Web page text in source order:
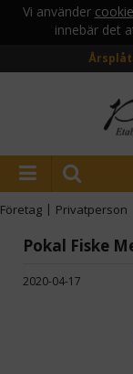
Vi använder
innebär det
Företag | Privatperson
Pokal Fiske
2020-04-17